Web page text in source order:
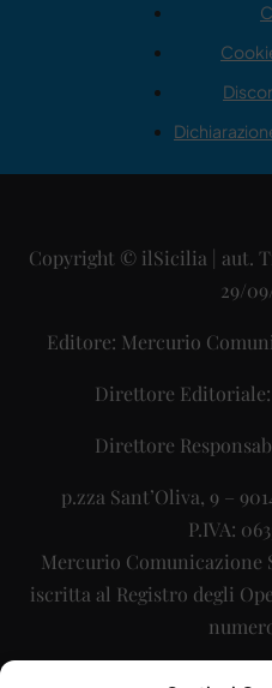
Copyright © ilSicilia | aut.
29/
Editore: Mercurio
Direttore
Direttore
p.zza Sant’Oliva, 9 –
P.IVA:
Mercurio Comunicazione
iscritta al Registro degli